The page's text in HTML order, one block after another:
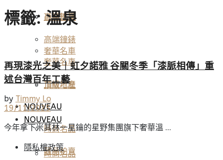
高端鐘錶
奢華名車
頂級地產
NOUVEAU
時尚名品
頂級珠寶
高端鐘錶
奢華名車
頂級地產
NOUVEAU
時尚名品
藏品拍賣
標籤:溫泉
再現漆光之美｜虹夕諾雅 谷關冬季「漆脈相傳」重
述台灣百年工藝
by Timmy Lo
19/11/2025
今年拿下米其林一星鑰的星野集團旗下奢華溫 ...
隱私權政策